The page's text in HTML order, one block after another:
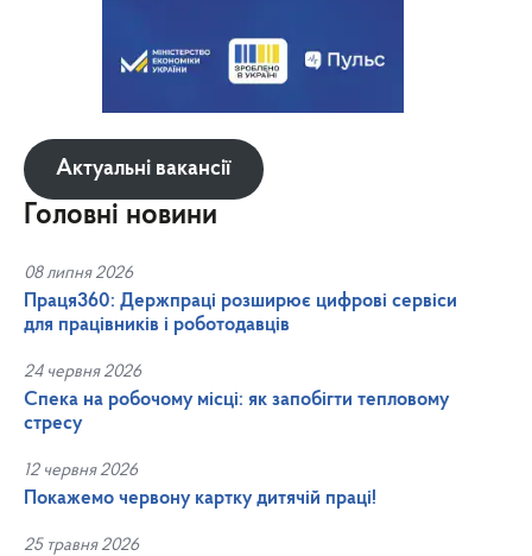
Актуальні вакансії
Головні новини
08 липня 2026
Праця360: Держпраці розширює цифрові сервіси
для працівників і роботодавців
24 червня 2026
Спека на робочому місці: як запобігти тепловому
стресу
12 червня 2026
Покажемо червону картку дитячій праці!
25 травня 2026